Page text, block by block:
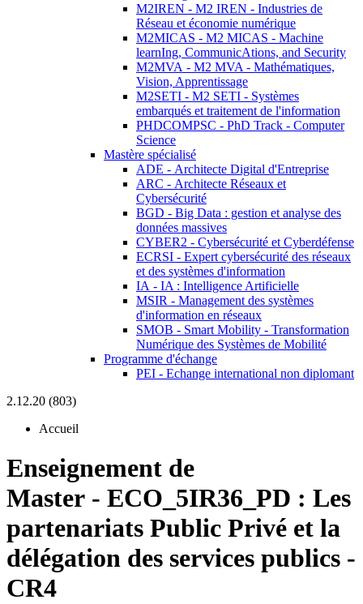
M2IREN - M2 IREN - Industries de
Réseau et économie numérique
M2MICAS - M2 MICAS - Machine
learnIng, CommunicAtions, and Security
M2MVA - M2 MVA - Mathématiques,
Vision, Apprentissage
M2SETI - M2 SETI - Systèmes
embarqués et traitement de l'information
PHDCOMPSC - PhD Track - Computer
Science
Mastère spécialisé
ADE - Architecte Digital d'Entreprise
ARC - Architecte Réseaux et
Cybersécurité
BGD - Big Data : gestion et analyse des
données massives
CYBER2 - Cybersécurité et Cyberdéfense
ECRSI - Expert cybersécurité des réseaux
et des systèmes d'information
IA - IA : Intelligence Artificielle
MSIR - Management des systèmes
d'information en réseaux
SMOB - Smart Mobility - Transformation
Numérique des Systèmes de Mobilité
Programme d'échange
PEI - Echange international non diplomant
2.12.20 (803)
Accueil
Enseignement de
Master - ECO_5IR36_PD : Les
partenariats Public Privé et la
délégation des services publics -
CR4